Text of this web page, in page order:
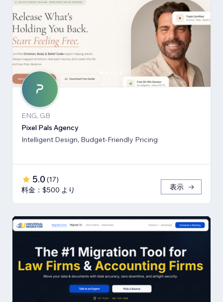
ENG, GB
Pixel Pals Agency
Intelligent Design, Budget-Friendly Pricing
5.0 (17)
料金：$500 より
表示